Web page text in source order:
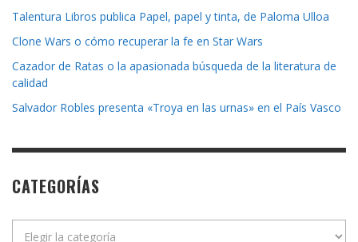
Talentura Libros publica Papel, papel y tinta, de Paloma Ulloa
Clone Wars o cómo recuperar la fe en Star Wars
Cazador de Ratas o la apasionada búsqueda de la literatura de
calidad
Salvador Robles presenta «Troya en las urnas» en el País Vasco
CATEGORÍAS